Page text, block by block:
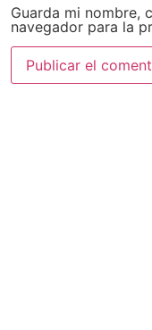
Guarda mi nombre,
navegador para la